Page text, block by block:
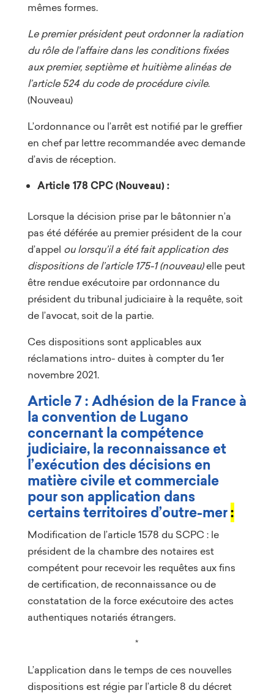
mêmes formes.
Le premier président peut ordonner la radiation
du rôle de l’affaire dans les conditions fixées
aux premier, septième et huitième alinéas de
l’article 524 du code de procédure civile.
(Nouveau)
L’ordonnance ou l’arrêt est notifié par le greffier
en chef par lettre recommandée avec demande
d’avis de réception.
Article 178 CPC (Nouveau) :
Lorsque la décision prise par le bâtonnier n’a
pas été déférée au premier président de la cour
d’appel ou lorsqu’il a été fait application des
dispositions de l’article 175-1 (nouveau)elle peut
être rendue exécutoire par ordonnance du
président du tribunal judiciaire à la requête, soit
de l’avocat, soit de la partie.
Ces dispositions sont applicables aux
réclamations intro- duites à compter du 1er
novembre 2021.
Article 7 : Adhésion de la France à
la convention de Lugano
concernant la compétence
judiciaire, la reconnaissance et
l’exécution des décisions en
matière civile et commerciale
pour son application dans
certains territoires d’outre-mer:
Modification de l’article 1578 du SCPC : le
président de la chambre des notaires est
compétent pour recevoir les requêtes aux fins
de certification, de reconnaissance ou de
constatation de la force exécutoire des actes
authentiques notariés étrangers.
*
L’application dans le temps de ces nouvelles
dispositions est régie par l’article 8 du décret